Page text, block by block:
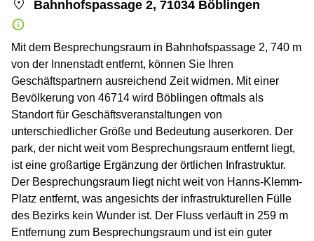
Bahnhofspassage 2, 71034 Böblingen
Mit dem Besprechungsraum in Bahnhofspassage 2, 740 m
von der Innenstadt entfernt, können Sie Ihren
Geschäftspartnern ausreichend Zeit widmen. Mit einer
Bevölkerung von 46714 wird Böblingen oftmals als
Standort für Geschäftsveranstaltungen von
unterschiedlicher Größe und Bedeutung auserkoren. Der
park, der nicht weit vom Besprechungsraum entfernt liegt,
ist eine großartige Ergänzung der örtlichen Infrastruktur.
Der Besprechungsraum liegt nicht weit von Hanns-Klemm-
Platz entfernt, was angesichts der infrastrukturellen Fülle
des Bezirks kein Wunder ist. Der Fluss verläuft in 259 m
Entfernung zum Besprechungsraum und ist ein guter